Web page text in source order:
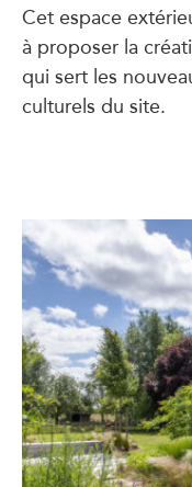
Cet espace
à proposer la
qui sert les
culturels du site.